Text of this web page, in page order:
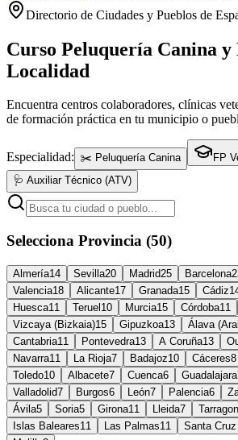
Directorio de Ciudades y Pueblos de
Curso Peluquería Canina y
Localidad
Encuentra centros colaboradores, clínicas
de formación práctica en tu municipio o
Especialidad: ✂️ Peluquería Canina
FP
🩺 Auxiliar Técnico (ATV)
Selecciona Provincia (50)
Almería14 Sevilla20 Madrid25 Barcelona
Valencia18 Alicante17 Granada15 Cádiz
Huesca11 Teruel 10 Murcia15 Córdoba11
Vizcaya (Bizkaia)15 Gipuzkoa13 Álava
Cantabria11 Pontevedra13 A Coruña13
Navarra11 La Rioja7 Badajoz10 Cáceres8
Toledo10 Albacete7 Cuenca6 Guadalajara
Valladolid7 Burgos6 León7 Palencia6
Ávila5 Soria5 Girona11 Lleida7
Islas Baleares11 Las Palmas11 Santa